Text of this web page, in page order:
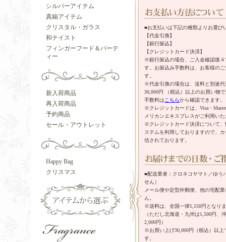
シルバーアイテム
真鍮アイテム
クリスタル・ガラス
和テイスト
フィンガーフード＆パーテ
ィー
新入荷商品
再入荷商品
予約商品
セール・アウトレット
Happy Bag
クリスマス
■お支払いは下記の種類よりお選び
【代金引換】
【銀行振込】
【クレジットカード決済】
※銀行振込の場合、ご入金確認後
す。お振込み手数料は、お客様の
す。
※代金引換の場合は、送料と別途
30,000円 （税込）以上のお買い物
手数料は こちらから確認できます。
※クレジットカードは、Visa・
メリカンエキスプレスがご利用い
※クレジットカード決済について
ステムを利用しておりますので、
信されております。
■配送業者：クロネコヤマト／ゆう
せん）
メール便や定型外郵便、他の宅配
ん。
※送料は、全国一律1,150円となり
（ただし北海道・九州は1,500円、
2,000円）
※お買い上げ30,000円（税込）以上
す。